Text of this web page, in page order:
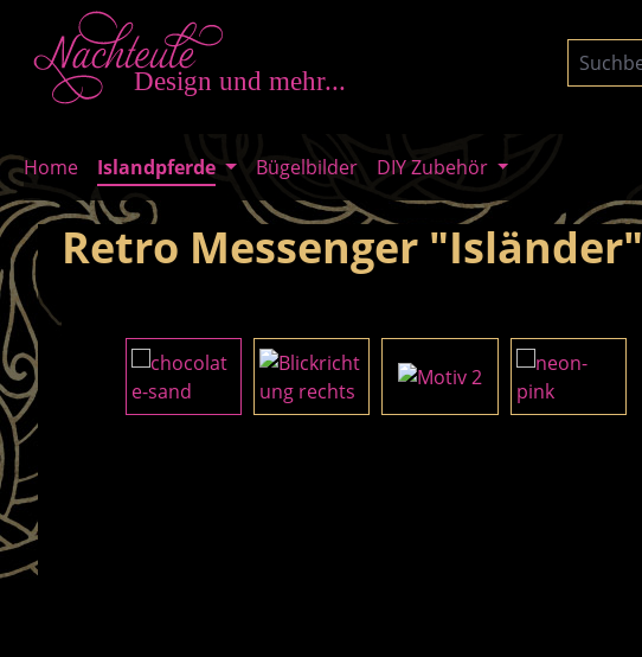
Hauptinhalt springen
Zur Suche springen
Zur Hauptnavigation springen
Home Islandpferde Bügelbilder DIY Zubehör
Retro Messenger "Isländer"
Bildergalerie überspringen